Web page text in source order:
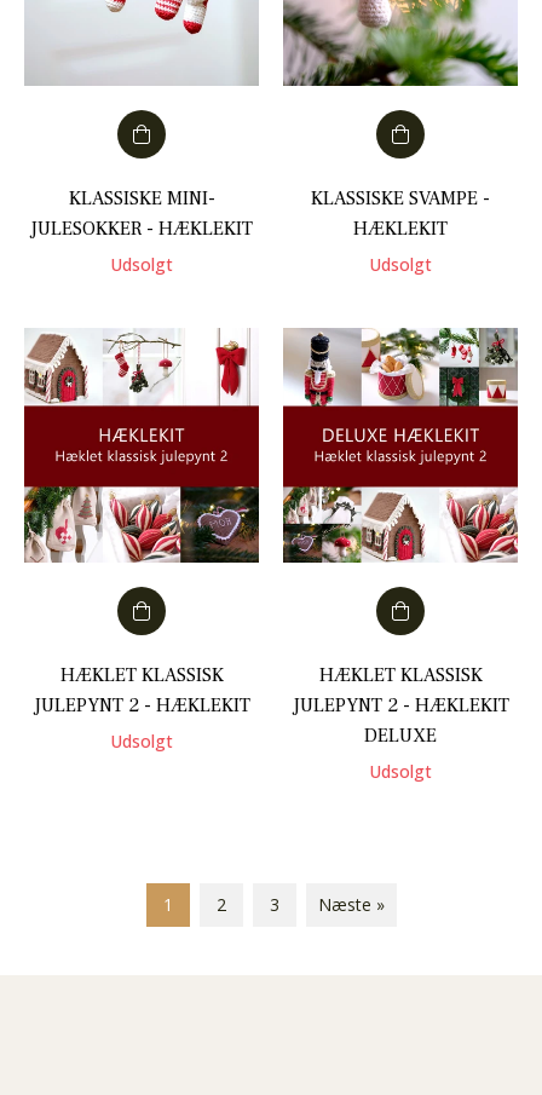
KLASSISKE MINI-
JULESOKKER - HÆKLEKIT
Udsolgt
KLASSISKE SVAMPE -
HÆKLEKIT
Udsolgt
HÆKLET KLASSISK
JULEPYNT 2 - HÆKLEKIT
Udsolgt
HÆKLET KLASSISK
JULEPYNT 2 - HÆKLEKIT
DELUXE
Udsolgt
1 2 3 Næste »